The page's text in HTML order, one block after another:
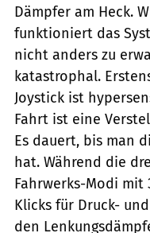
Dämpfer am Heck.
funktioniert das
nicht anders zu
katastrophal.
Joystick ist
Fahrt ist eine
Es dauert, bis man
hat. Während die
Fahrwerks-Modi mit
Klicks für Druck-
den